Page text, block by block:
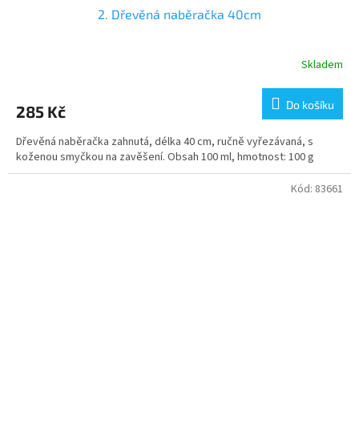
2. Dřevěná naběračka 40cm
Skladem
285 Kč Do košíku
Dřevěná naběračka zahnutá, délka 40 cm, ručně vyřezávaná, s
koženou smyčkou na zavěšení. Obsah 100 ml, hmotnost: 100 g
Kód: 83661